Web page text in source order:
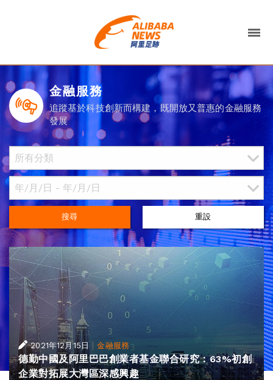
金融服務
追蹤基於科技創新而構建，既開放又普惠的金融服務
發展
搜尋 重設
2021年12月15日 |金融服務
德勤中國及阿里巴巴創業者基金聯合研究：63%初創
企業對拓展大灣區深感興趣